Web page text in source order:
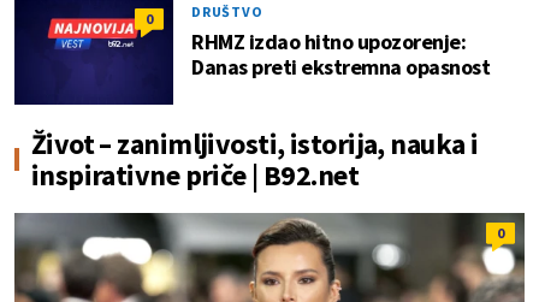
0 DRUŠTVO
RHMZ izdao hitno upozorenje:
Danas preti ekstremna opasnost
Život – zanimljivosti, istorija, nauka i
inspirativne priče | B92.net
0